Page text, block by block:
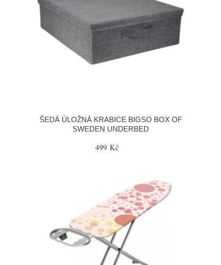
ŠEDÁ ÚLOŽNÁ KRABICE BIGSO BOX OF
SWEDEN UNDERBED
499 Kč